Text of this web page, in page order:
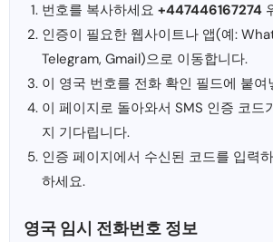
번호를 복사하세요 +447446167274
인증이 필요한 웹사이트나 앱(예:
Telegram, Gmail)으로 이동합니다.
이 영국 번호를 전화 확인 필드에 붙여
이 페이지로 돌아와서 SMS 인증 코드
지 기다립니다.
인증 페이지에서 수신된 코드를 입력
하세요.
영국 임시 전화번호 정보